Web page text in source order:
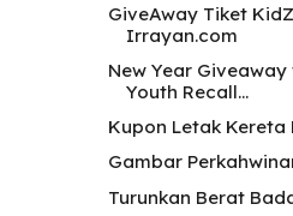
GiveAway Tiket
Irrayan.com
New Year
Youth Recall...
Kupon Letak Kereta
Gambar
Turunkan Berat